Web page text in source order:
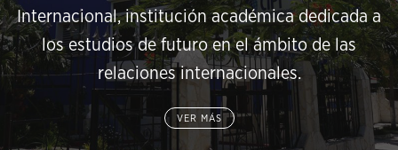
Internacional, institución académica dedicada a
los estudios de futuro en el ámbito de las
relaciones internacionales.
VER MÁS